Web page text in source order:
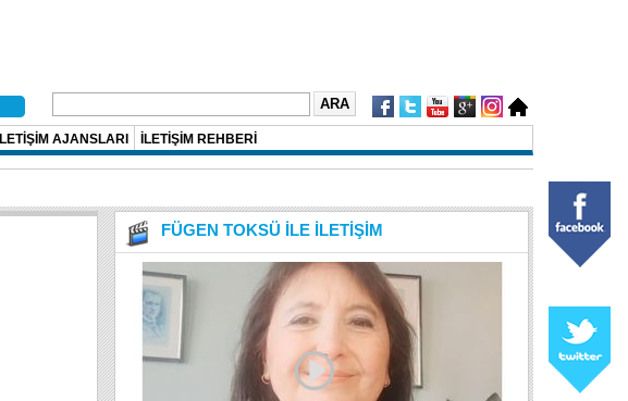
İLETİŞİM AJANSLARI İLETİŞİM REHBERİ
FÜGEN TOKSÜ İLE İLETİŞİM